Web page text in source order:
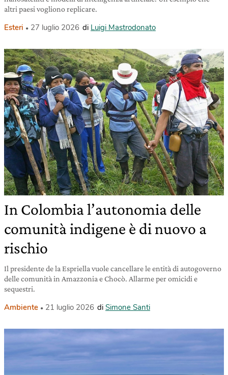
altri paesi vogliono replicare.
Esteri 27 luglio 2026 di Luigi Mastrodonato
In Colombia l’autonomia delle
comunità indigene è di nuovo a
rischio
Il presidente de la Espriella vuole cancellare le entità di autogoverno
delle comunità in Amazzonia e Chocò. Allarme per omicidi e
sequestri.
Ambiente 21 luglio 2026 di Simone Santi